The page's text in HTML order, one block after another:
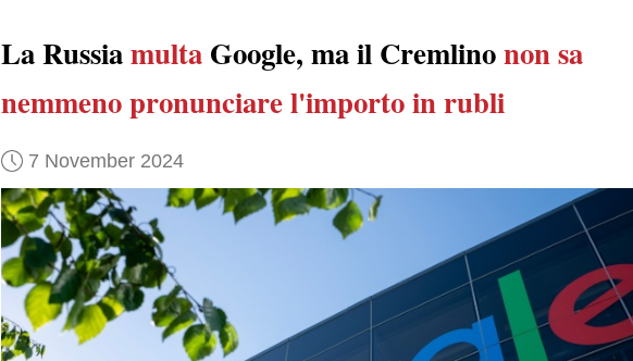
La Russiamulta Google, ma il Cremlinonon sa
nemmeno pronunciare l'importo in rubli
7 November 2024